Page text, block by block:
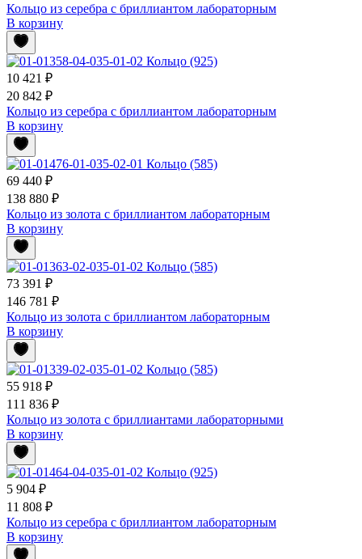
Кольцо из серебра с бриллиантом лабораторным
В корзину
10 421 ₽
20 842 ₽
Кольцо из серебра с бриллиантом лабораторным
В корзину
69 440 ₽
138 880 ₽
Кольцо из золота с бриллиантом лабораторным
В корзину
73 391 ₽
146 781 ₽
Кольцо из золота с бриллиантом лабораторным
В корзину
55 918 ₽
111 836 ₽
Кольцо из золота с бриллиантами лабораторными
В корзину
5 904 ₽
11 808 ₽
Кольцо из серебра с бриллиантом лабораторным
В корзину